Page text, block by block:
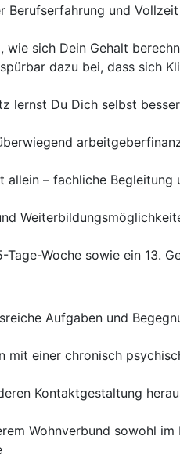
und
wie sich Dein Gehalt
dazu bei, dass sich
lernst Du Dich selbst
allein – fachliche
Tage-Woche sowie ein 13.
Aufgaben und
mit einer chronisch
Kontaktgestaltung
Wohnverbund sowohl